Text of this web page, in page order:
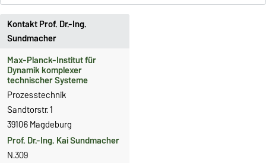
Kontakt Prof. Dr.-Ing.
Sundmacher
Max-Planck-Institut für
Dynamik komplexer
technischer Systeme
Prozesstechnik
Sandtorstr. 1
39106 Magdeburg
Prof. Dr.-Ing. Kai Sundmacher
N.309